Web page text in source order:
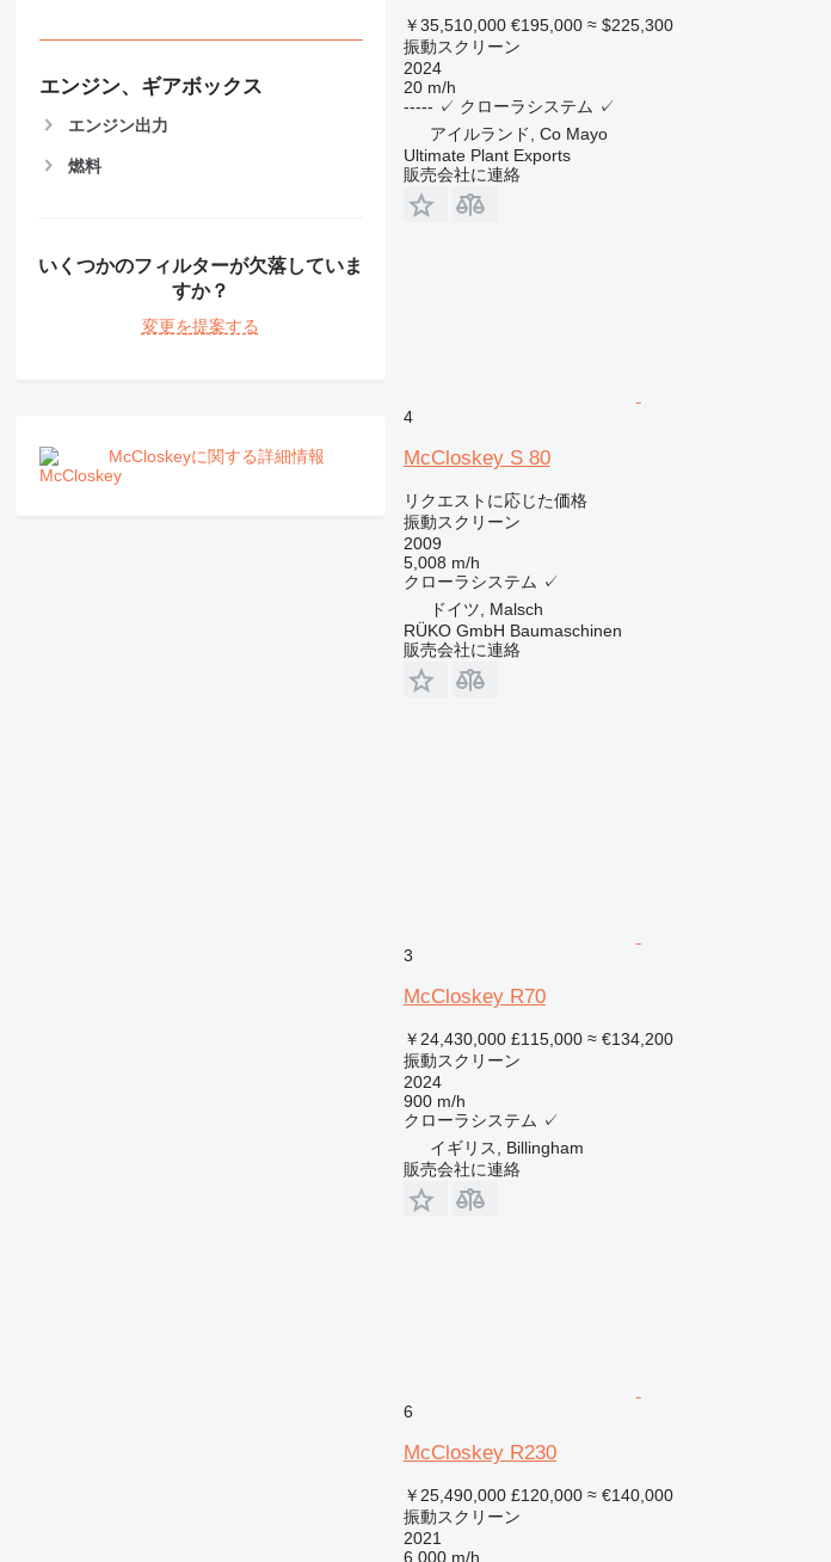
エンジン、ギアボックス
エンジン出力
燃料
いくつかのフィルターが欠落していま
すか？
変更を提案する
McCloskeyに関する詳細情報
￥35,510,000 €195,000 ≈ $225,300
振動スクリーン
2024
20 m/h
----- ✓ クローラシステム ✓
アイルランド, Co Mayo
Ultimate Plant Exports
販売会社に連絡
4
McCloskey S 80
リクエストに応じた価格
振動スクリーン
2009
5,008 m/h
クローラシステム ✓
ドイツ, Malsch
RÜKO GmbH Baumaschinen
販売会社に連絡
3
McCloskey R70
￥24,430,000 £115,000 ≈ €134,200
振動スクリーン
2024
900 m/h
クローラシステム ✓
イギリス, Billingham
販売会社に連絡
6
McCloskey R230
￥25,490,000 £120,000 ≈ €140,000
振動スクリーン
2021
6,000 m/h